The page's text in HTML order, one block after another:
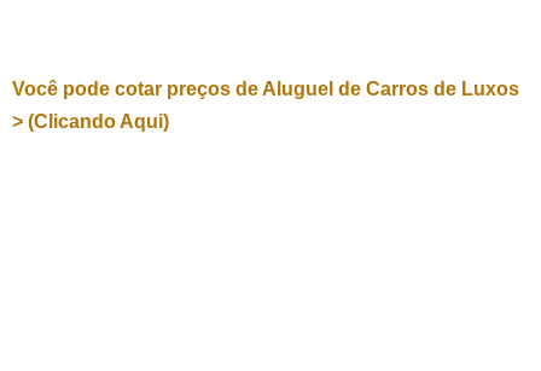
Você pode cotar preços de Aluguel de Carros de Luxos
> (Clicando Aqui)